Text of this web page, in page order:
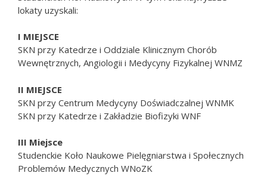
lokaty uzyskali:
I MIEJSCE
SKN przy Katedrze i Oddziale Klinicznym Chorób
Wewnętrznych, Angiologii i Medycyny Fizykalnej WNMZ
II MIEJSCE
SKN przy Centrum Medycyny Doświadczalnej WNMK
SKN przy Katedrze i Zakładzie Biofizyki WNF
III Miejsce
Studenckie Koło Naukowe Pielęgniarstwa i Społecznych
Problemów Medycznych WNoZK